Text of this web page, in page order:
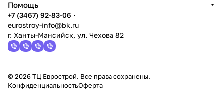
Помощь
+7 (3467) 92-83-06
eurostroy-info@bk.ru
г. Ханты-Мансийск, ул. Чехова 82
© 2026 ТЦ Еврострой. Все права сохранены.
КонфиденциальностьОферта